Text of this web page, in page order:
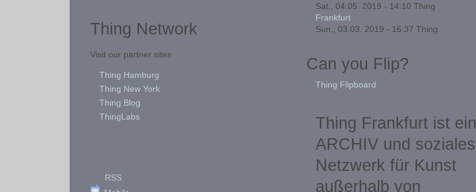
Thing Network
Visit our partner sites
Thing Hamburg
Thing New York
Thing Blog
ThingLabs
RSS
Sat., 04.05. 2019 - 14:10 Thing
Frankfurt
Sun., 03.03. 2019 - 16:37 Thing
Can you Flip?
Thing Flipboard
Thing Frankfurt ist ein
ARCHIV und soziales
Netzwerk für Kunst
außerhalb von